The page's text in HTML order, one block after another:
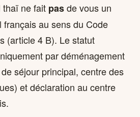
thaï ne fait pasde vous un
français au sens du Code
(article 4 B). Le statut
par déménagement
séjour principal, centre des
et déclaration au centre